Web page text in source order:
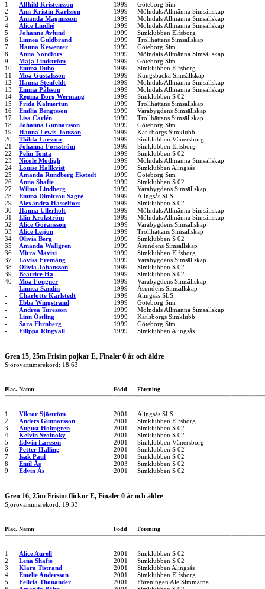
1 Alfhild Kristensson 1999
Göteborg Sim
2
Ann-Kristin Karlsson 1999
Mölndals Allmänna Simsällskap
3
Amanda Magnusson 1999
Mölndals Allmänna Simsällskap
4
Alice Lindhé 1999
Mölndals Allmänna Simsällskap
5
Johanna Avlund 1999
Simklubben Elfsborg
6
Linnea Guldbrand 1999
Trollhättans Simsällskap
7
Hanna Kewenter 1999
Göteborg Sim
8
Anna Nordfors 1999
Mölndals Allmänna Simsällskap
9
Maja Lindström 1999
Göteborg Sim
10
Emma Dubo 1999
Simklubben Elfsborg
11
Moa Gustafsson 1999
Kungsbacka Simsällskap
12
Hanna Stenfeldt 1999
Mölndals Allmänna Simsällskap
13
Emma Pålsson 1999
Mölndals Allmänna Simsällskap
14
Regina Borg Wermäng 1999
Simklubben S 02
15
Frida Kalmertun 1999
Trollhättans Simsällskap
16
Emilia Bengtsson 1999
Varabygdens Simsällskap
17
Lisa Carlén 1999
Trollhättans Simsällskap
18
Johanna Gunnarsson 1999
Göteborg Sim
19
Hanna Lewis-Jonsson 1999
Karlsborgs Simklubb
20
Thilda Larsson 1999
Simklubben Vänersborg
21
Johanna Forsström 1999
Simklubben Elfsborg
22
Pelin Tonta 1999
Simklubben S 02
23
Nicole Modigh 1999
Mölndals Allmänna Simsällskap
24
Louise Hallkvist 1999
Simklubben Alingsås
25
Amanda Rundberg Ekstedt 1999
Göteborg Sim
26
Anna Shafie 1999
Simklubben S 02
27
Wilma Lindberg 1999
Varabygdens Simsällskap
28
Emma Dimitrou Sagré 1999
Alingsås SLS
29
Alexandra Hasselfors 1999
Simklubben S 02
30
Hanna Ullerholt 1999
Mölndals Allmänna Simsällskap
31
Elin Krokström 1999
Mölndals Allmänna Simsällskap
32
Alice Göransson 1999
Varabygdens Simsällskap
33
Alice Leijon 1999
Trollhättans Simsällskap
34
Olivia Berg 1999
Simklubben S 02
35
Amanda Wallgren 1999
Åsundens Simsällskap
36
Mitra Mavizi 1999
Simklubben Elfsborg
37
Lovisa Fremäng 1999
Varabygdens Simsällskap
38
Olivia Johansson 1999
Simklubben S 02
39
Beatrice Ha 1999
Simklubben S 02
40
Moa Fougner 1999
Varabygdens Simsällskap
-
Linnea Sandin 1999
Åsundens Simsällskap
-
Charlotte Karlstedt 1999
Alingsås SLS
-
Ebba Wingstrand 1999
Göteborg Sim
-
Andrea Turesson 1999
Mölndals Allmänna Simsällskap
-
Linn Östling 1999
Karlsborgs Simklubb
-
Sara Ehrnberg 1999
Göteborg Sim
-
Filippa Ringvall 1999 Simklubben Alingsås
Gren 15, 25m Frisim pojkar E, Finaler 0 år och äldre
Sjörövarsimsrekord: 18.63
Plac. Namn Född Förening
1 Viktor Sjöström 2001
Alingsås SLS
2
Anders Gunnarsson 2001
Simklubben Elfsborg
3
August Holmgren 2001
Simklubben S 02
4
Kelvin Szolnoky 2001
Simklubben S 02
5
Edwin Larsson 2001
Simklubben Vänersborg
6
Petter Halling 2001
Simklubben S 02
7
Isak Paul 2001
Simklubben S 02
8
Emil Ås 2003
Simklubben S 02
9
Edvin Ås 2001 Simklubben S 02
Gren 16, 25m Frisim flickor E, Finaler 0 år och äldre
Sjörövarsimsrekord: 19.33
Plac. Namn Född Förening
1 Alice Aurell 2001
Simklubben S 02
2
Lena Shafie 2001
Simklubben S 02
3
Klara Tistrand 2001
Simklubben Alingsås
4
Emelie Andersson 2001
Simklubben Elfsborg
5
Felicia Thonander 2001
Föreningen Ale Simmarna